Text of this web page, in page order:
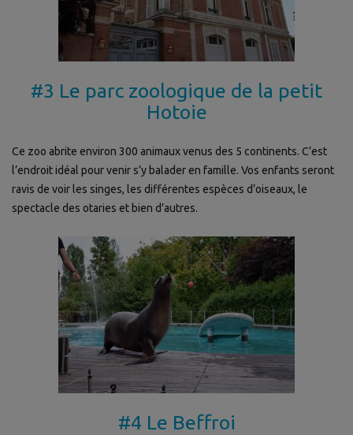
#3 Le parc zoologique de la petit
Hotoie
Ce zoo abrite environ 300 animaux venus des 5 continents. C’est
l’endroit idéal pour venir s’y balader en famille. Vos enfants seront
ravis de voir les singes, les différentes espèces d’oiseaux, le
spectacle des otaries et bien d’autres.
#4 Le Beffroi